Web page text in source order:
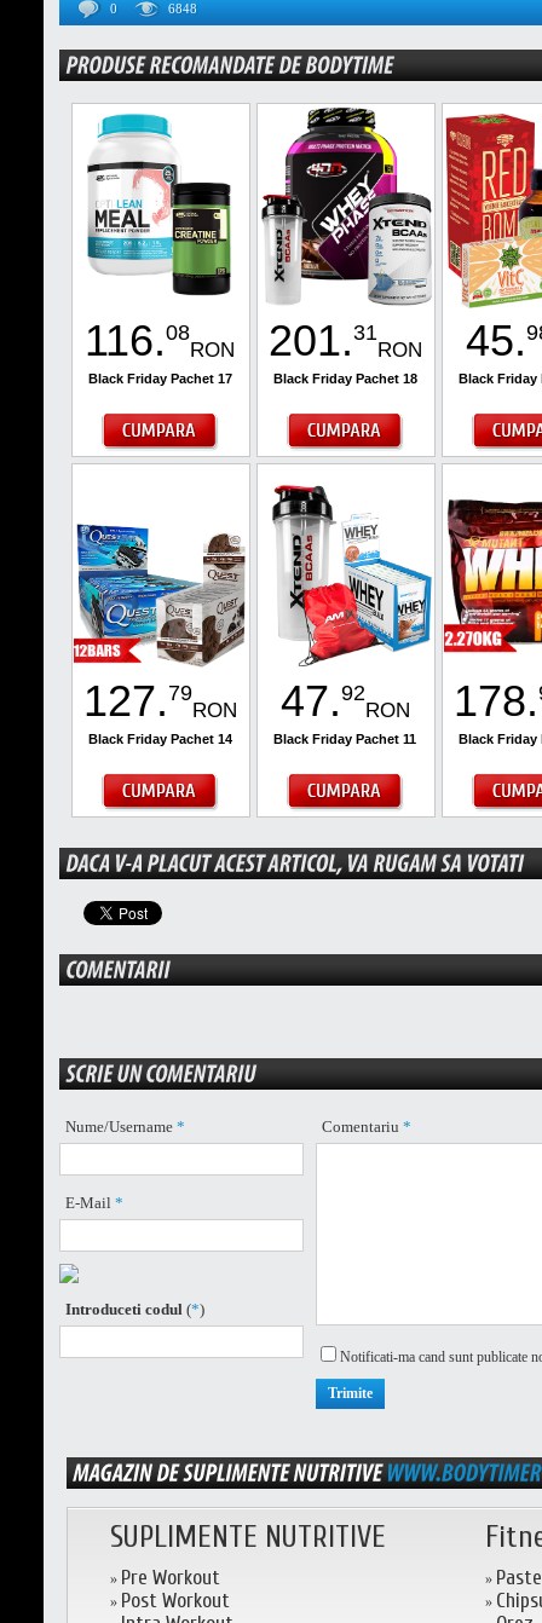
0 6848
116.08
RON
Black Friday Pachet 17
201.31
RON
Black Friday Pachet 18
45.
Black Friday
127. 79
RON
Black Friday Pachet 14
47.92
RON
Black Friday Pachet 11
178.
Black Friday
Nume/Username *
E-Mail *
Introduceti codul (*)
Comentariu *
Notificati-ma cand sunt publicate
SUPLIMENTE NUTRITIVE
» Pre Workout
» Post Workout
» Paste
»